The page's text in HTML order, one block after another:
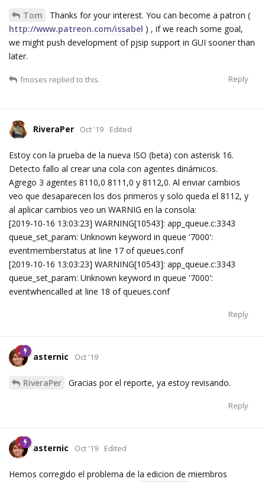
Tom
Thanks for your interest. You can become a patron (
http://www.patreon.com/issabel ) , if we reach some goal,
we might push development of pjsip support in GUI sooner than
later.
Reply
fmoses replied to this.
RiveraPer Oct '19 Edited
Estoy con la prueba de la nueva ISO (beta) con asterisk 16.
Detecto fallo al crear una cola con agentes dinámicos.
Agrego 3 agentes 8110,0 8111,0 y 8112,0. Al enviar cambios
veo que desaparecen los dos primeros y solo queda el 8112, y
al aplicar cambios veo un WARNIG en la consola:
[2019-10-16 13:03:23] WARNING[10543]: app_queue.c:3343
queue_set_param: Unknown keyword in queue '7000':
eventmemberstatus at line 17 of queues.conf
[2019-10-16 13:03:23] WARNING[10543]: app_queue.c:3343
queue_set_param: Unknown keyword in queue '7000':
eventwhencalled at line 18 of queues.conf
Reply
asternic Oct '19
RiveraPer Gracias por el reporte, ya estoy revisando.
Reply
asternic Oct '19 Edited
Hemos corregido el problema de la edicion de miembros